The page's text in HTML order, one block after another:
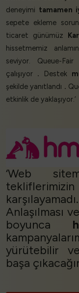
deneyimi tamamen
sepete ekleme
ticaret günümüz
hissetmemiz
seviyor. Queue-Fair
çalışıyor . Destek
şekilde yanıtlandı .
etkinlik de yaklaşıyor.’
‘Web
Anlaşılması ve
boyunca
yürütebilir
başa